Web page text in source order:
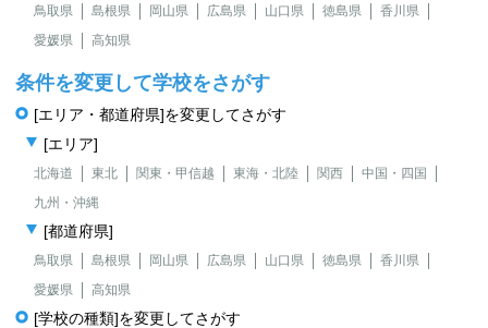
鳥取県 島根県 岡山県 広島県 山口県 徳島県
香川県
愛媛県
高知県
条件を変更して学校をさがす
[エリア・都道府県]を変更してさがす
[エリア]
北海道 東北 関東・甲信越 東海・北陸 関西
中国・四国
九州・沖縄
[都道府県]
鳥取県 島根県 岡山県 広島県 山口県 徳島県
香川県
愛媛県
高知県
[学校の種類]を変更してさがす